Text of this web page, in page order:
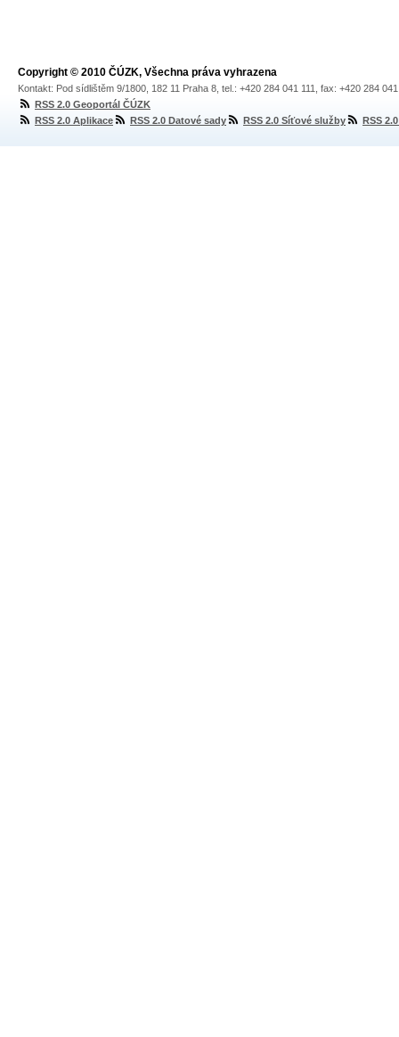
Copyright © 2010 ČÚZK, Všechna práva vyhrazena
Kontakt: Pod sídlištěm 9/1800, 182 11 Praha 8, tel.: +420 284 041 111, fax: +420 284
RSS 2.0 Geoportál ČÚZK
RSS 2.0 Aplikace
RSS 2.0 Datové sady RSS 2.0 Síťové služby RSS